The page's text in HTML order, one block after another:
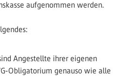
aufgenommen werden.
Angestellte ihrer eigenen
Obligatorium genauso wie alle